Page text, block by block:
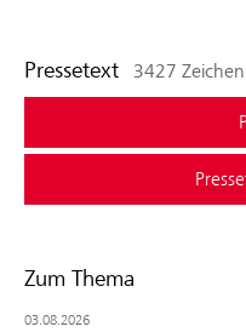
Pressetext 3427 Zeichen
Zum Thema
03.08.2026